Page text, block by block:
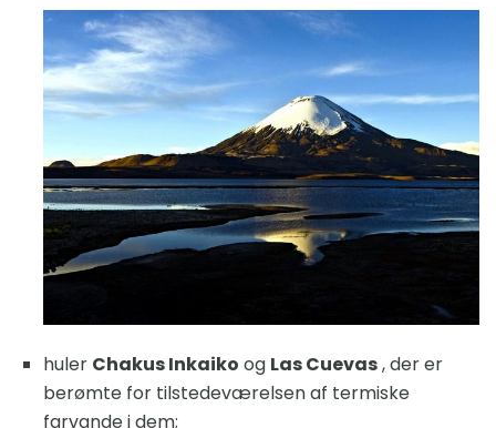
huler Chakus Inkaiko og Las Cuevas, der er
berømte for tilstedeværelsen af ​​termiske
farvande i dem;